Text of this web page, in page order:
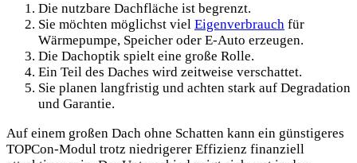
Die nutzbare Dachfläche ist begrenzt.
Sie möchten möglichst viel Eigenverbrauch für
Wärmepumpe, Speicher oder E-Auto erzeugen.
Die Dachoptik spielt eine große Rolle.
Ein Teil des Daches wird zeitweise verschattet.
Sie planen langfristig und achten stark auf Degradation
und Garantie.
Auf einem großen Dach ohne Schatten kann ein günstigeres
TOPCon-Modul trotz niedrigerer Effizienz finanziell